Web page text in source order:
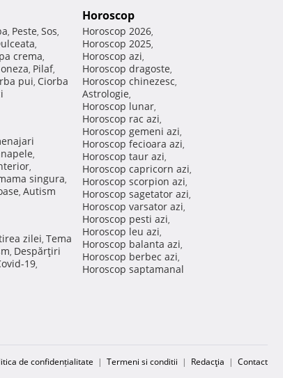
, Peste, Sos,
,
crema,
, Pilaf,
pui, Ciorba
,
,
singura,
, Autism
zilei, Tema
, Despărţiri
19,
Horoscop
Horoscop 2026,
Horoscop 2025,
Horoscop azi,
Horoscop dragoste,
Horoscop chinezesc,
Astrologie,
Horoscop lunar,
Horoscop rac azi,
Horoscop gemeni azi,
Horoscop fecioara azi,
Horoscop taur azi,
Horoscop capricorn azi,
Horoscop scorpion azi,
Horoscop sagetator azi,
Horoscop varsator azi,
Horoscop pesti azi,
Horoscop leu azi,
Horoscop balanta azi,
Horoscop berbec azi,
Horoscop saptamanal
de confidențialitate | Termeni si conditii | Redacţia | Contact